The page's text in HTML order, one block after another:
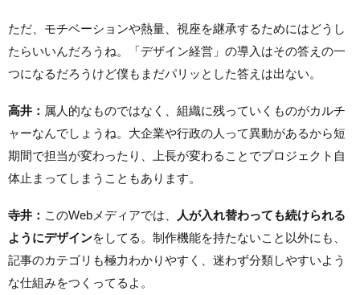
ただ、モチベーションや熱量、視座を継承するためにはどうし
たらいいんだろうね。「デザイン経営」の導入はその答えの一
つになるだろうけど僕もまだパリッとした答えは出ない。
高井： 属人的なものではなく、組織に残っていくものがカルチ
ャーなんでしょうね。大企業や行政の人って異動があるから短
期間で担当が変わったり、上長が変わることでプロジェクト自
体止まってしまうこともあります。
寺井： このWebメディアでは、
人が入れ替わっても続けられる
ようにデザインをしてる。制作機能を持たないこと以外にも、
記事のカテゴリも極力わかりやすく、迷わず分類しやすいよう
な仕組みをつくってるよ。